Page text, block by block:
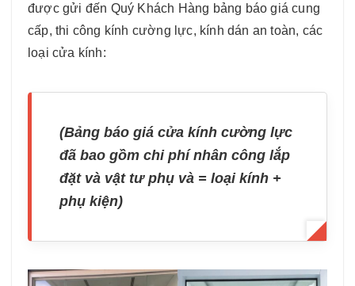
được gửi đến Quý Khách Hàng bảng báo giá cung
cấp, thi công kính cường lực, kính dán an toàn, các
loại cửa kính:
(Bảng báo giá cửa kính cường lực
đã bao gồm chi phí nhân công lắp
đặt và vật tư phụ và = loại kính +
phụ kiện)